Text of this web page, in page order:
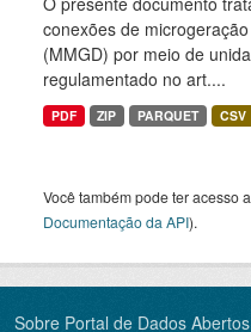
conexões de
(MMGD) por meio de
regulamentado no art....
PDF ZIP PARQUET CSV
Você também pode ter acesso
Documentação da API).
Sobre Portal de Dados